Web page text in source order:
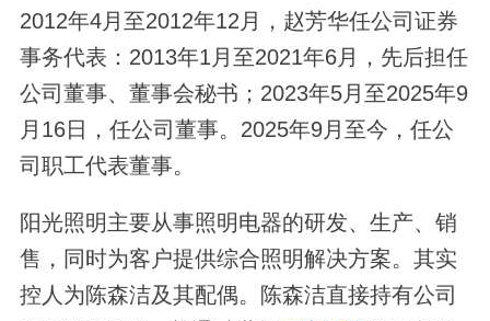
2012年4月至2012年12月，赵芳华任公司证券
事务代表：2013年1月至2021年6月，先后担任
公司董事、董事会秘书；2023年5月至2025年9
月16日，任公司董事。2025年9月至今，任公
司职工代表董事。
阳光照明主要从事照明电器的研发、生产、销
售，同时为客户提供综合照明解决方案。其实
控人为陈森洁及其配偶。陈森洁直接持有公司